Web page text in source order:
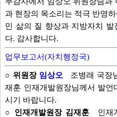
과 현장의 목소리는 적극 반영
민 삶의 질 향상과 지방자치 발
다. 감사합니다.
업무보고서(자치행정국)
○ 위원장 임상오
조병래 국장
재훈 인재개발원장님께서 발
시기 바랍니다.
○ 인재개발원장 김재훈
인재